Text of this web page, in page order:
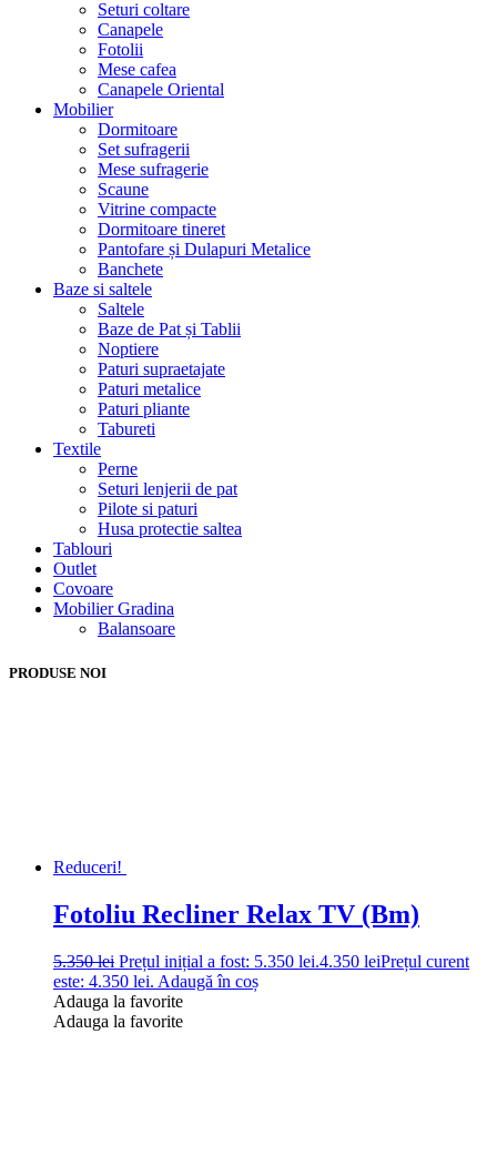
Seturi coltare
Canapele
Fotolii
Mese cafea
Canapele Oriental
Mobilier
Dormitoare
Set sufragerii
Mese sufragerie
Scaune
Vitrine compacte
Dormitoare tineret
Pantofare și Dulapuri Metalice
Banchete
Baze si saltele
Saltele
Baze de Pat și Tablii
Noptiere
Paturi supraetajate
Paturi metalice
Paturi pliante
Tabureti
Textile
Perne
Seturi lenjerii de pat
Pilote si paturi
Husa protectie saltea
Tablouri
Outlet
Covoare
Mobilier Gradina
Balansoare
PRODUSE NOI
Reduceri!
Fotoliu Recliner Relax TV (Bm)
5.350lei Prețul inițial a fost: 5.350 lei.4.350 leiPrețul curent
este: 4.350 lei. Adaugă în coș
Adauga la favorite
Adauga la favorite